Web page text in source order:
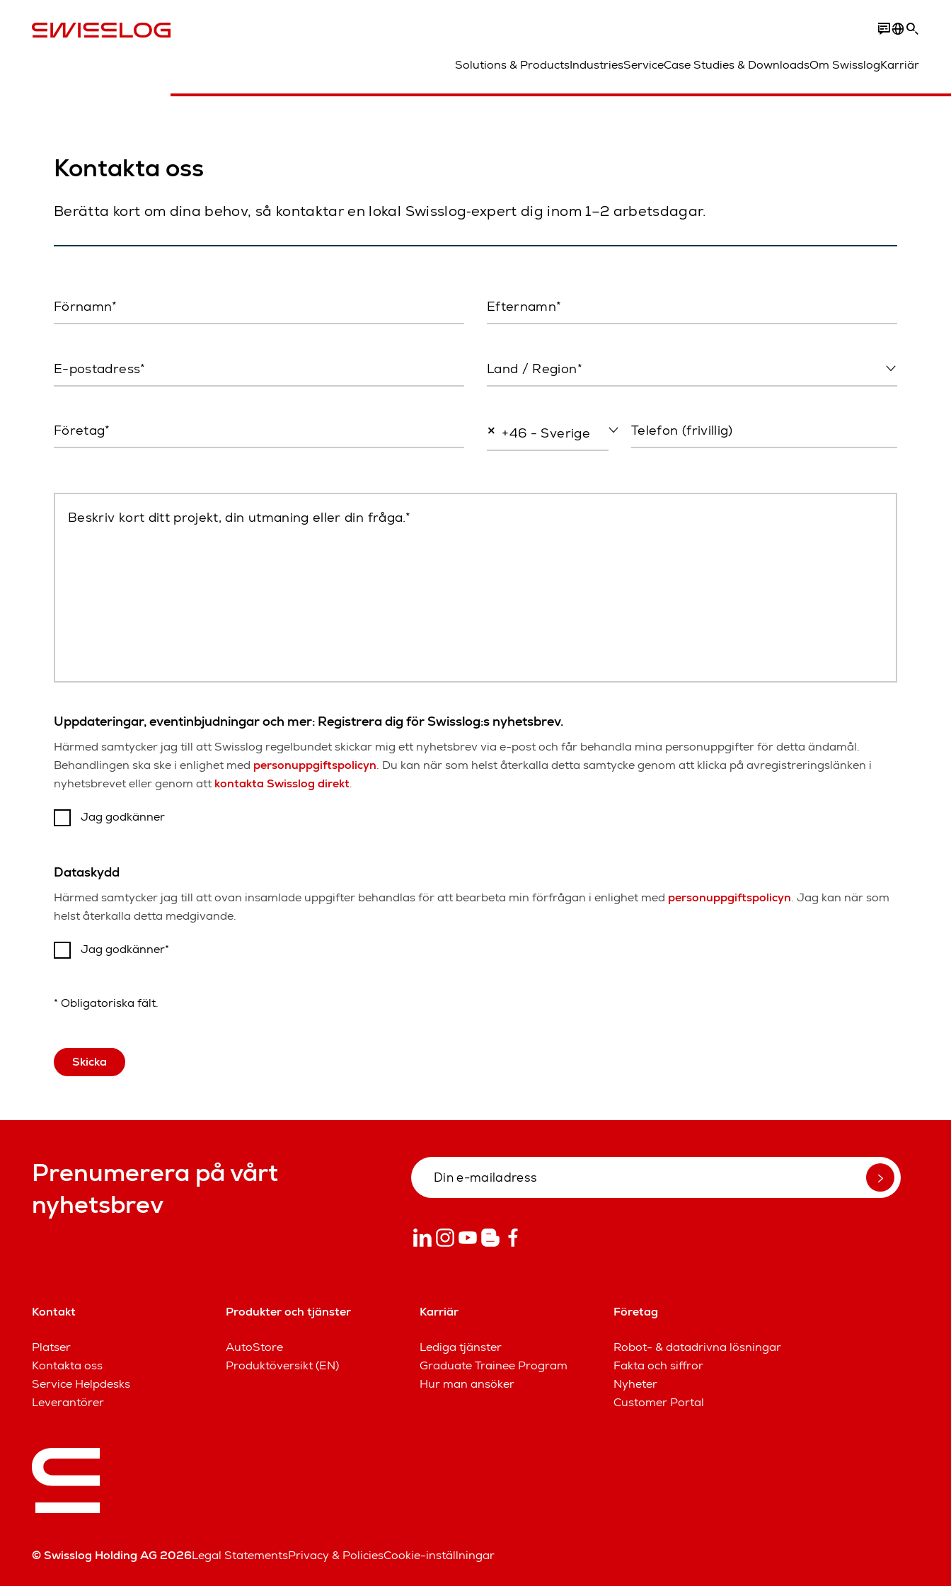
Solutions & ProductsIndustriesServiceCase Studies & DownloadsOm SwisslogKarriär
Kontakta oss
Berätta kort om dina behov, så kontaktar en lokal Swisslog‑expert dig inom 1–2 arbetsdagar.
Förnamn Efternamn
E-postadress Land / Region*
Företag × +46 - Sverige Telefon (frivillig)
Beskriv kort ditt projekt, din utmaning eller din fråga.
Uppdateringar, eventinbjudningar och mer: Registrera dig för Swisslog:s nyhetsbrev.
Härmed samtycker jag till att Swisslog regelbundet skickar mig ett nyhetsbrev via e-post och får behandla mina personuppgifter för detta ändamål.
Behandlingen ska ske i enlighet med personuppgiftspolicyn. Du kan när som helst återkalla detta samtycke genom att klicka på avregistreringslänken i
nyhetsbrevet eller genom att kontakta Swisslog direkt.
Jag godkänner
Dataskydd
Härmed samtycker jag till att ovan insamlade uppgifter behandlas för att bearbeta min förfrågan i enlighet med personuppgiftspolicyn. Jag kan när som
helst återkalla detta medgivande.
Jag godkänner
* Obligatoriska fält.
Skicka
Prenumerera på vårt
nyhetsbrev
Kontakt
Platser
Kontakta oss
Service Helpdesks
Leverantörer
Produkter och tjänster
AutoStore
Produktöversikt (EN)
Karriär
Lediga tjänster
Graduate Trainee Program
Hur man ansöker
Företag
Robot- & datadrivna lösningar
Fakta och siffror
Nyheter
Customer Portal
© Swisslog Holding AG 2026Legal StatementsPrivacy & PoliciesCookie-inställningar